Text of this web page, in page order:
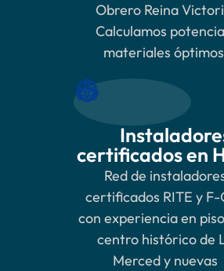
Obrero Reina
Calculamos
materiales
👷
certificados en
Red de
certificados RITE y F-
con experiencia en
centro histórico de
Merced y nuevas